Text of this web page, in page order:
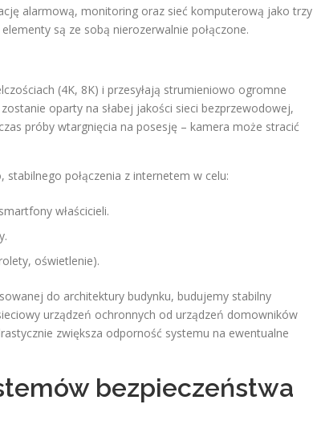
alarmową, monitoring oraz sieć komputerową jako trzy
są ze sobą nierozerwalnie połączone.
(4K, 8K) i przesyłają strumieniowo ogromne
oparty na słabej jakości sieci bezprzewodowej,
próby wtargnięcia na posesję – kamera może stracić
połączenia z internetem w celu:
właścicieli.
oświetlenie).
do architektury budynku, budujemy stabilny
urządzeń ochronnych od urządzeń domowników
zwiększa odporność systemu na ewentualne
bezpieczeństwa